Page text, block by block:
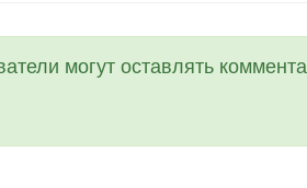
могут оставлять